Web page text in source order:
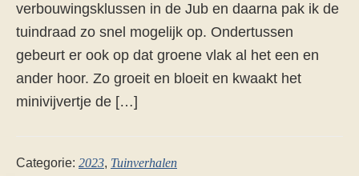
verbouwingsklussen in de Jub en daarna pak ik de
tuindraad zo snel mogelijk op. Ondertussen
gebeurt er ook op dat groene vlak al het een en
ander hoor. Zo groeit en bloeit en kwaakt het
minivijvertje de […]
Categorie: 2023, Tuinverhalen